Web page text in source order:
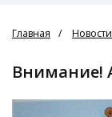
Главная Новости
Внимание!